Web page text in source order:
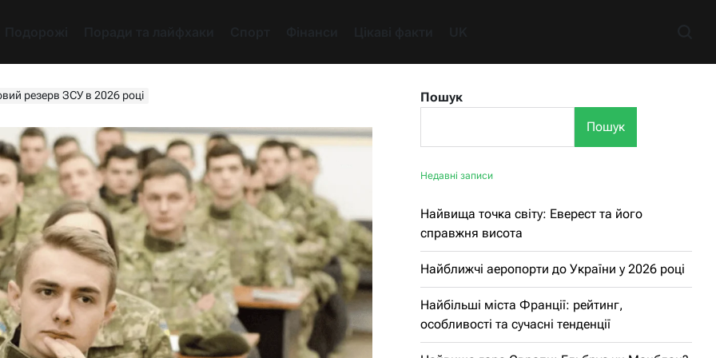
резерв ЗСУ в 2026 році
Пошук
Пошук
Недавні записи
Найвища точка світу: Еверест та його
справжня висота
Найближчі аеропорти до України у 2026 році
Найбільші міста Франції: рейтинг,
особливості та сучасні тенденції